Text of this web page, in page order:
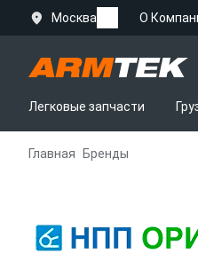
Москва О
Легковые запчасти
Главная Бренды